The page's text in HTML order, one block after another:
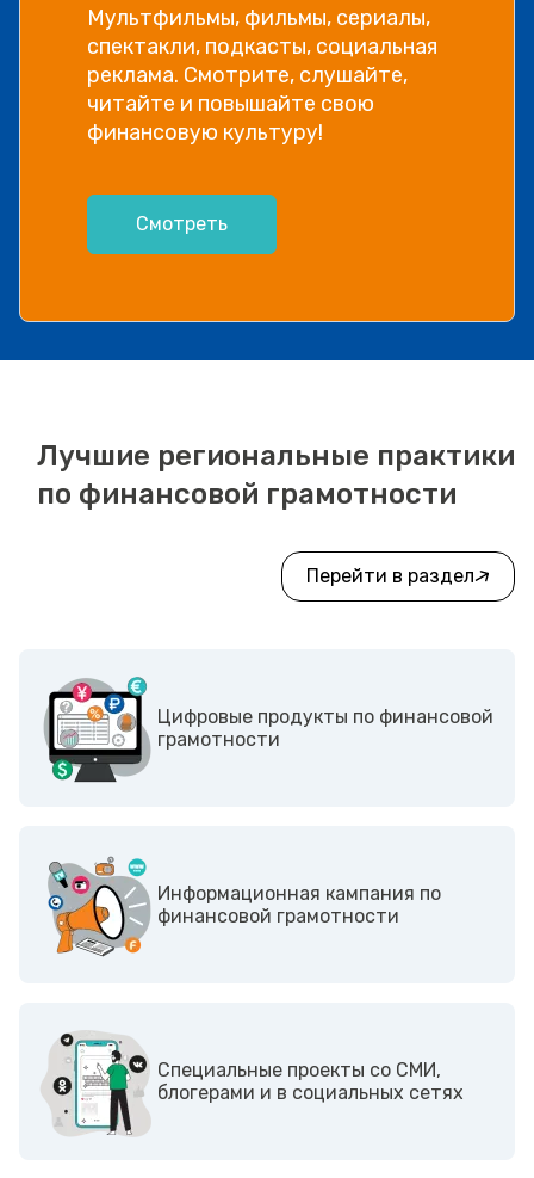
Как отличить фейковые истории
успеха и бесполезные курсы от
настоящей экспертной
информации, рассказываем в
видео!
Посмотреть
Лучшие региональные практики
по финансовой грамотности
Перейти в раздел
Цифровые продукты по финансовой
грамотности
Информационная кампания по
финансовой грамотности
Cпециальные проекты со СМИ,
блогерами и в социальных сетях